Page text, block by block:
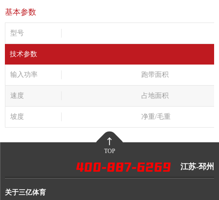
基本参数
型号
技术参数
输入功率 跑带面积
速度 占地面积
坡度 净重/毛重
TOP
江苏-邳州
关于三亿体育